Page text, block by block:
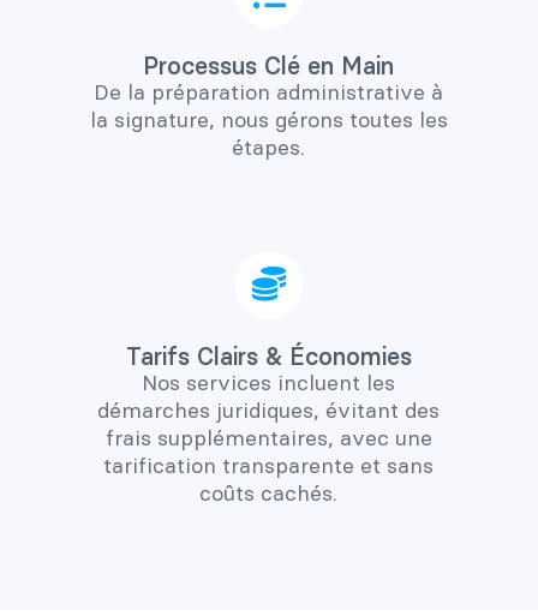
Processus Clé en Main
De la préparation administrative à
la signature, nous gérons toutes les
étapes.
Tarifs Clairs & Économies
Nos services incluent les
démarches juridiques, évitant des
frais supplémentaires, avec une
tarification transparente et sans
coûts cachés.